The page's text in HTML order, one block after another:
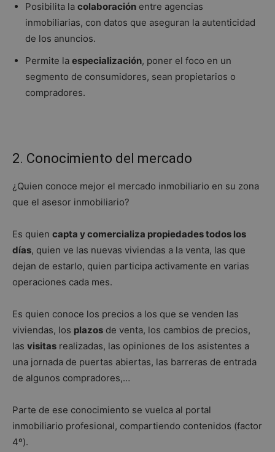
Posibilita la colaboración entre agencias
inmobiliarias, con datos que aseguran la autenticidad
de los anuncios.
Permite la especialización, poner el foco en un
segmento de consumidores, sean propietarios o
compradores.
2. Conocimiento del mercado
¿Quien conoce mejor el mercado inmobiliario en su zona
que el asesor inmobiliario?
Es quien capta y comercializa propiedades todos los
días, quien ve las nuevas viviendas a la venta, las que
dejan de estarlo, quien participa activamente en varias
operaciones cada mes.
Es quien conoce los precios a los que se venden las
viviendas, los plazos de venta, los cambios de precios,
las visitas realizadas, las opiniones de los asistentes a
una jornada de puertas abiertas, las barreras de entrada
de algunos compradores,…
Parte de ese conocimiento se vuelca al portal
inmobiliario profesional, compartiendo contenidos (factor
4º).